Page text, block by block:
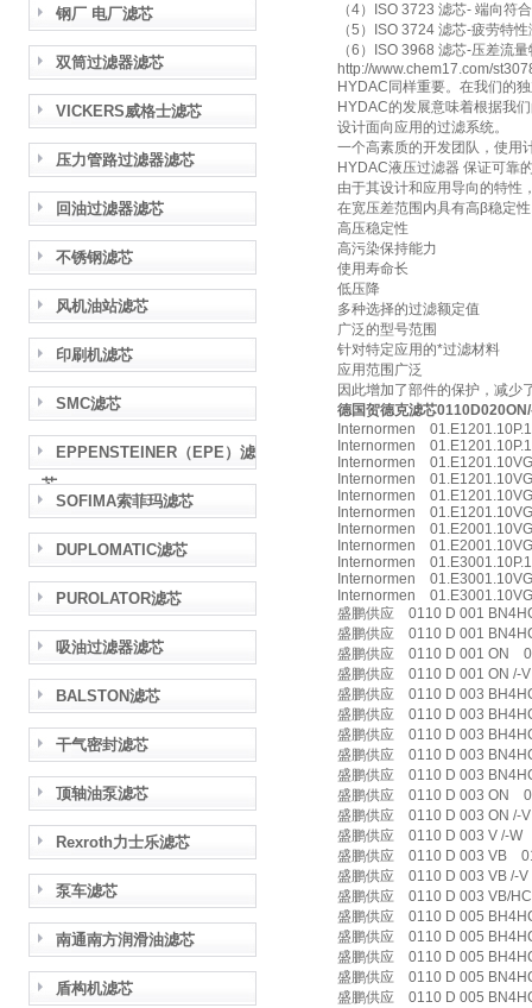
钢厂 电厂滤芯
双筒过滤器滤芯
VICKERS威格士滤芯
压力管路过滤器滤芯
回油过滤器滤芯
不锈钢滤芯
风机油站滤芯
印刷机滤芯
SMC滤芯
EPPENSTEINER（EPE）滤
芯
SOFIMA索菲玛滤芯
DUPLOMATIC滤芯
PUROLATOR滤芯
吸油过滤器滤芯
BALSTON滤芯
干气密封滤芯
顶轴油泵滤芯
Rexroth力士乐滤芯
泵车滤芯
南通南方润滑油滤芯
盾构机滤芯
（4）ISO 3723 滤芯- 端向符
（5）ISO 3724 滤芯-疲劳特
（6）ISO 3968 滤芯-压差流
http://www.chem17.com/
HYDAC同样重要。在我们的
HYDAC的发展意味着根据我
设计面向应用的过滤系统。
一个高素质的开发团队，使用
HYDAC液压过滤器 保证可靠
由于其设计和应用导向的特性
在宽压差范围内具有高β稳定性
高压稳定性
高污染保持能力
使用寿命长
低压降
多种选择的过滤额定值
广泛的型号范围
针对特定应用的*过滤材料
应用范围广泛
因此增加了部件的保护，减少
德国贺德克滤芯
Internormen
Internormen
Internormen
Internormen
Internormen
Internormen
Internormen
Internormen
Internormen
Internormen
Internormen
盛鹏供应 0110 D 001
盛鹏供应 0110 D 001
盛鹏供应 0110 D 001 ON
盛鹏供应 0110 D 001 ON /-
盛鹏供应 0110 D 003
盛鹏供应 0110 D 003
盛鹏供应 0110 D 003
盛鹏供应 0110 D 003
盛鹏供应 0110 D 003
盛鹏供应 0110 D 003 ON
盛鹏供应 0110 D 003 ON /-
盛鹏供应 0110 D 003 V /-W
盛鹏供应 0110 D 003 VB
盛鹏供应 0110 D 003 VB /-
盛鹏供应 0110 D 003 VB/
盛鹏供应 0110 D 005
盛鹏供应 0110 D 005
盛鹏供应 0110 D 005
盛鹏供应 0110 D 005
盛鹏供应 0110 D 005